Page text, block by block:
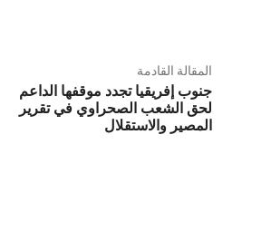
المقالة القادمة
جنوب إفريقيا تجدد موقفها الداعم
لحق الشعب الصحراوي في تقرير
المصير والاستقلال